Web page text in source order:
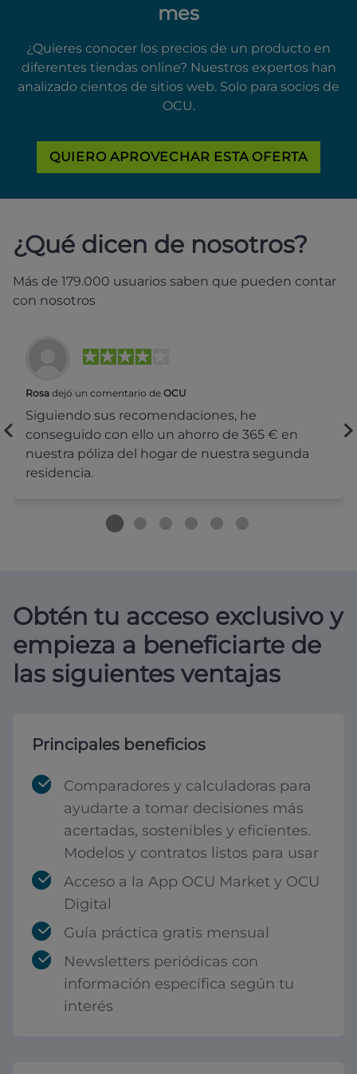
mes
¿Quieres conocer los precios de un producto en
diferentes tiendas online? Nuestros expertos han
analizado cientos de sitios web. Solo para socios de
OCU.
QUIERO APROVECHAR ESTA OFERTA
¿Qué dicen de nosotros?
Más de 179.000 usuarios saben que pueden contar
con nosotros
Rosa dejó un comentario de OCU
Siguiendo sus recomendaciones, he
conseguido con ello un ahorro de 365 € en
nuestra póliza del hogar de nuestra segunda
residencia.
Obtén tu acceso exclusivo y
empieza a beneficiarte de
las siguientes ventajas
Principales beneficios
Comparadores y calculadoras para
ayudarte a tomar decisiones más
acertadas, sostenibles y eficientes.
Modelos y contratos listos para usar
Acceso a la App OCU Market y OCU
Digital
Guía práctica gratis mensual
Newsletters periódicas con
información específica según tu
interés